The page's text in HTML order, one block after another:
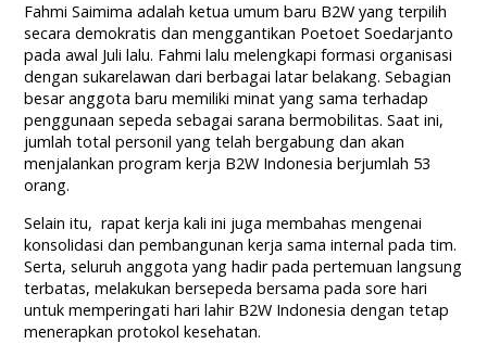
Fahmi Saimima adalah ketua umum baru B2W yang terpilih
secara demokratis dan menggantikan Poetoet Soedarjanto
pada awal Juli lalu. Fahmi lalu melengkapi formasi organisasi
dengan sukarelawan dari berbagai latar belakang. Sebagian
besar anggota baru memiliki minat yang sama terhadap
penggunaan sepeda sebagai sarana bermobilitas. Saat ini,
jumlah total personil yang telah bergabung dan akan
menjalankan program kerja B2W Indonesia berjumlah 53
orang.
Selain itu, rapat kerja kali ini juga membahas mengenai
konsolidasi dan pembangunan kerja sama internal pada tim.
Serta, seluruh anggota yang hadir pada pertemuan langsung
terbatas, melakukan bersepeda bersama pada sore hari
untuk memperingati hari lahir B2W Indonesia dengan tetap
menerapkan protokol kesehatan.